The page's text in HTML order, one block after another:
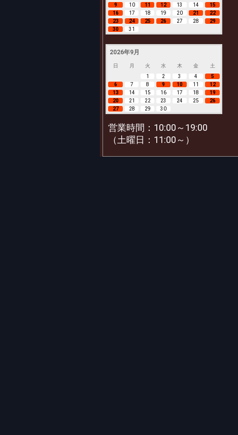
9
10 11 12 13 14
15
16
17 18 19 20 21
22
23
24 25 26 27 28
29
30
31
2026年9月
日 月 火 水 木 金
土
1
2 3 4
5
6
7 8 9 10 11
12
13
14 15 16 17 18
19
20
21 22 23 24 25
26
27
28 29 30
営業時間：10:00～19:00
（土曜日：11:00～）